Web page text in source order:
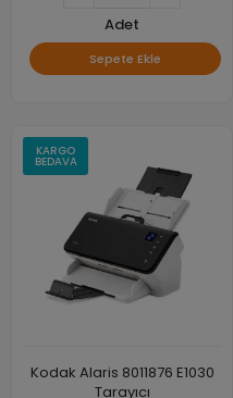
Adet
Sepete Ekle
KARGO
BEDAVA
Kodak Alaris 8011876 E1030
Tarayıcı